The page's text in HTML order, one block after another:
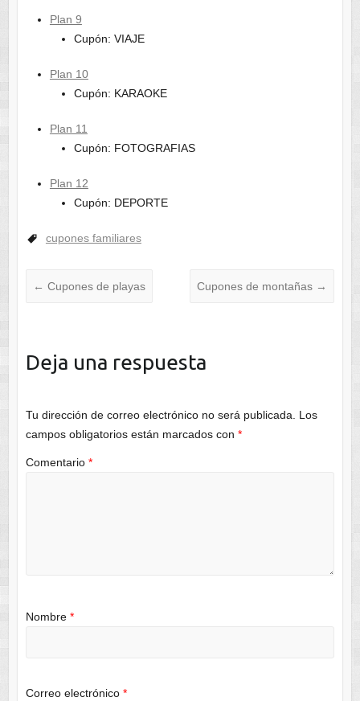
Plan 9
Cupón: VIAJE
Plan 10
Cupón: KARAOKE
Plan 11
Cupón: FOTOGRAFIAS
Plan 12
Cupón: DEPORTE
cupones familiares
← Cupones de playas Cupones de montañas →
Deja una respuesta
Tu dirección de correo electrónico no será publicada.
Los
campos obligatorios están marcados con *
Comentario *
Nombre *
Correo electrónico *